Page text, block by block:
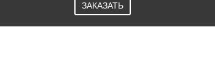
ЗАКАЗАТЬ